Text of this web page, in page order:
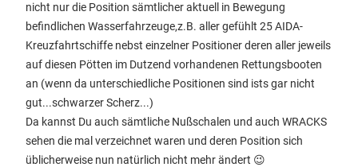
nicht nur die Position sämtlicher aktuell in Bewegung
befindlichen Wasserfahrzeuge,z.B. aller gefühlt 25 AIDA-
Kreuzfahrtschiffe nebst einzelner Positioner deren aller jeweils
auf diesen Pötten im Dutzend vorhandenen Rettungsbooten
an (wenn da unterschiedliche Positionen sind ists gar nicht
gut...schwarzer Scherz...)
Da kannst Du auch sämtliche Nußschalen und auch WRACKS
sehen die mal verzeichnet waren und deren Position sich
üblicherweise nun natürlich nicht mehr ändert 😉